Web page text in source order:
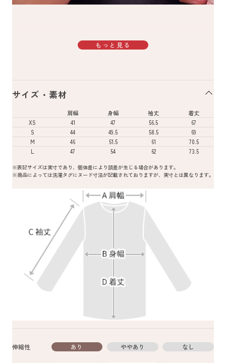
もっと見る
サイズ・素材
肩幅 身幅 袖丈
着丈
XS
41 47 56.5
67
S
44 49.5 58.5
69
M
46 51.5 61
70.5
L
47 54 62 73.5
※表記サイズは実寸であり、個体差により誤差が生じる場合があります。
※商品によっては洗濯タグにヌード寸法が記載されておりますが、実寸とは異なります。
伸縮性 あり ややあり なし